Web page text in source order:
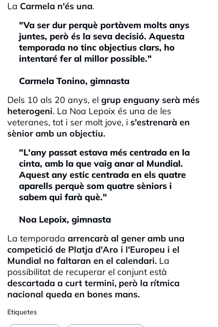
La Carmela n'és una.
"Va ser dur perquè portàvem molts anys
juntes, però és la seva decisió. Aquesta
temporada no tinc objectius clars, ho
intentaré fer al millor possible."
Carmela Tonino, gimnasta
Dels 10 als 20 anys, el grup enguany serà més
heterogeni. La Noa Lepoix és una de les
veteranes, tot i ser molt jove, i s'estrenarà en
sènior amb un objectiu.
"L'any passat estava més centrada en la
cinta, amb la que vaig anar al Mundial.
Aquest any estic centrada en els quatre
aparells perquè som quatre sèniors i
sabem qui farà què."
Noa Lepoix, gimnasta
La temporada arrencarà al gener amb una
competició de Platja d'Aro i l'Europeu i el
Mundial no faltaran en el calendari. La
possibilitat de recuperar el conjunt està
descartada a curt termini, però la rítmica
nacional queda en bones mans.
Etiquetes